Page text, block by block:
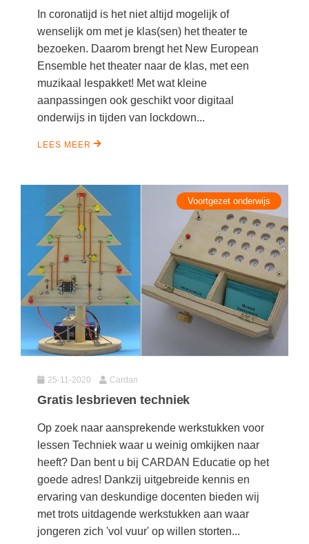
Docentenplein nieuwsbrief
Nieuwsbrief archief
Onderwijs CV
Schoolvakanties
Huiswerkbegeleiding
Huiswerkbegeleider zoeken
In coronatijd is het niet altijd mogelijk of
wenselijk om met je klas(sen) het theater te
bezoeken. Daarom brengt het New European
Ensemble het theater naar de klas, met een
muzikaal lespakket! Met wat kleine
aanpassingen ook geschikt voor digitaal
onderwijs in tijden van lockdown...
LEES MEER
Voortgezet onderwijs
25-11-2020 Cardan
Gratis lesbrieven techniek
Op zoek naar aansprekende werkstukken voor
lessen Techniek waar u weinig omkijken naar
heeft? Dan bent u bij CARDAN Educatie op het
goede adres! Dankzij uitgebreide kennis en
ervaring van deskundige docenten bieden wij
met trots uitdagende werkstukken aan waar
jongeren zich 'vol vuur' op willen storten...